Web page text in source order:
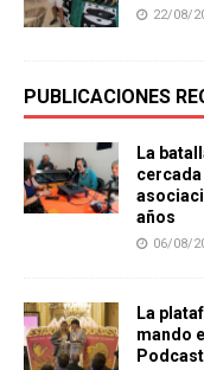
22/08/
PUBLICACIONES
La
años
06/08/
La
mando
Podcast